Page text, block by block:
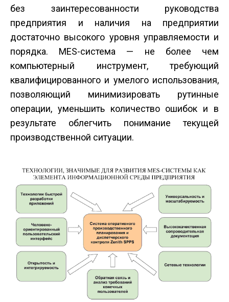
без заинтересованности руководства
предприятия и наличия на предприятии
достаточно высокого уровня управляемости и
порядка. MES-система — не более чем
компьютерный инструмент, требующий
квалифицированного и умелого использования,
позволяющий минимизировать рутинные
операции, уменьшить количество ошибок и в
результате облегчить понимание текущей
производственной ситуации.